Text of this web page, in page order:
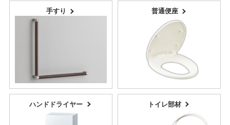
手すり 普通便座
ハンドドライヤー トイレ部材